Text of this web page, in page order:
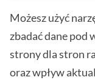
Możesz użyć
zbadać dane pod
strony dla stron
oraz wpływ